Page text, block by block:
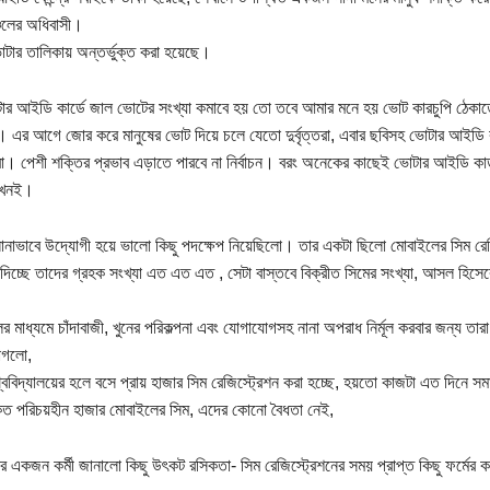
অধিবাসী।
তালিকায় অন্তর্ভুক্ত করা হয়েছে।
আইডি কার্ডে জাল ভোটের সংখ্যা কমাবে হয় তো তবে আমার মনে হয় ভোট কারচুপি
এর আগে জোর করে মানুষের ভোট দিয়ে চলে যেতো দুর্বৃত্তরা, এবার ছবিসহ ভোটার আইডি
পেশী শক্তির প্রভাব এড়াতে পারবে না নির্বাচন। বরং অনেকের কাছেই ভোটার আইডি
উদ্যোগী হয়ে ভালো কিছু পদক্ষেপ নিয়েছিলো। তার একটা ছিলো মোবাইলের সিম
দিচ্ছে তাদের গ্রহক সংখ্যা এত এত এত , সেটা বাস্তবে বিক্রীত সিমের সংখ্যা, আসল
মাধ্যমে চাঁদাবাজী, খুনের পরিকল্পনা এবং যোগাযোগসহ নানা অপরাধ নির্মূল করবার জন্য
হলে বসে প্রায় হাজার সিম রেজিস্ট্রেশন করা হচ্ছে, হয়তো কাজটা এত দিনে
পরিচয়হীন হাজার মোবাইলের সিম, এদের কোনো বৈধতা নেই,
একজন কর্মী জানালো কিছু উৎকট রসিকতা- সিম রেজিস্ট্রেশনের সময় প্রাপ্ত কিছু ফর্মের